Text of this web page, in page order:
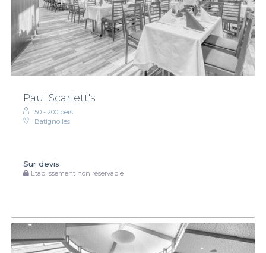
Paul Scarlett's
50 - 200 pers.
Batignolles
Sur devis
Établissement non réservable